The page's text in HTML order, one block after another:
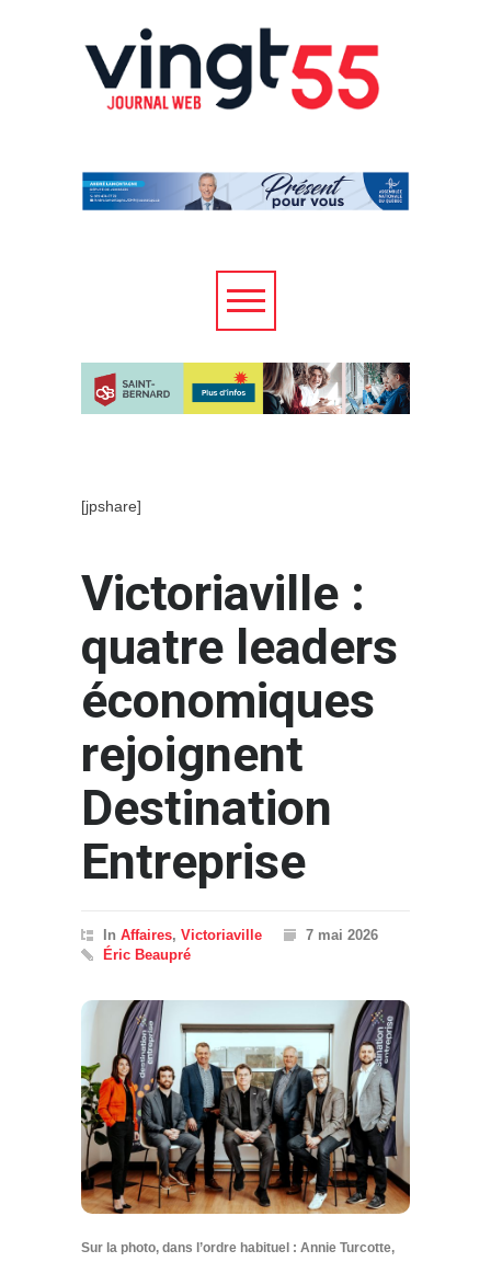
[jpshare]
Victoriaville :
quatre leaders
économiques
rejoignent
Destination
Entreprise
In Affaires, Victoriaville
7 mai 2026
Éric Beaupré
Sur la photo, dans l’ordre habituel : Annie Turcotte,